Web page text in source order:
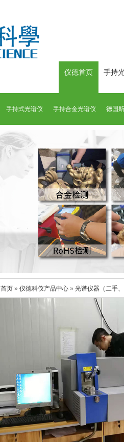
仪德首页 手持
手持式光谱仪 手持合金光谱仪 德国
首页 » 仪德科仪产品中心 » 光谱仪器（二手、